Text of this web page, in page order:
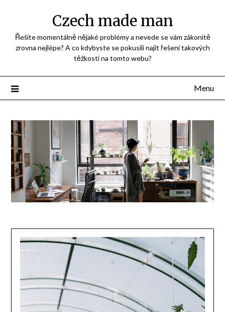
obsah
Czech made man
Řešíte momentálně nějaké problémy a nevede se vám zákonitě
zrovna nejlépe? A co kdybyste se pokusili najít řešení takových
těžkostí na tomto webu?
Menu